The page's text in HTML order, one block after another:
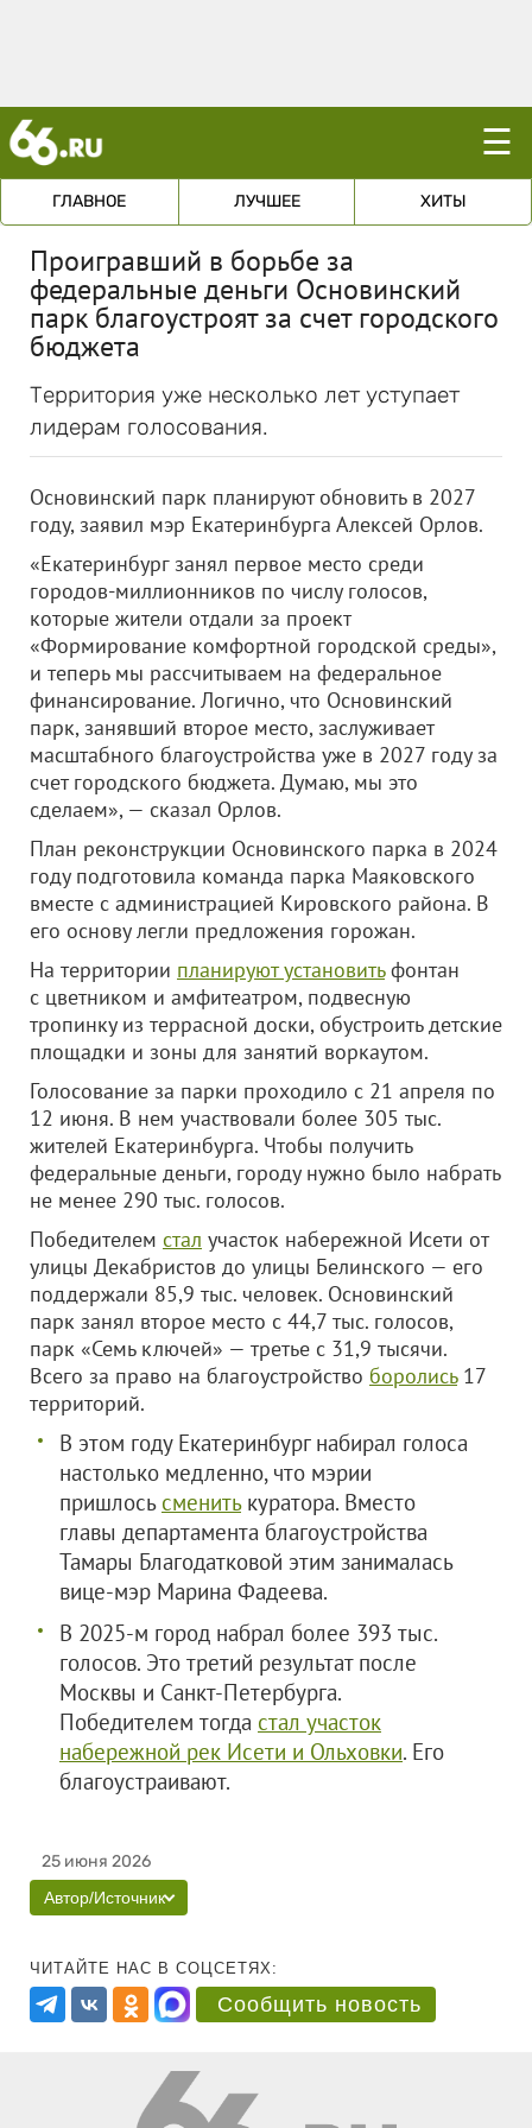
☰
ГЛАВНОЕ ЛУЧШЕЕ ХИТЫ
Проигравший в борьбе за
федеральные деньги Основинский
парк благоустроят за счет городского
бюджета
Территория уже несколько лет уступает
лидерам голосования.
Основинский парк планируют обновить в 2027
году, заявил мэр Екатеринбурга Алексей Орлов.
«Екатеринбург занял первое место среди
городов-миллионников по числу голосов,
которые жители отдали за проект
«Формирование комфортной городской среды»,
и теперь мы рассчитываем на федеральное
финансирование. Логично, что Основинский
парк, занявший второе место, заслуживает
масштабного благоустройства уже в 2027 году за
счет городского бюджета. Думаю, мы это
сделаем», — сказал Орлов.
План реконструкции Основинского парка в 2024
году подготовила команда парка Маяковского
вместе с администрацией Кировского района. В
его основу легли предложения горожан.
На территории планируют установитьфонтан
с цветником и амфитеатром, подвесную
тропинку из террасной доски, обустроить детские
площадки и зоны для занятий воркаутом.
Голосование за парки проходило с 21 апреля по
12 июня. В нем участвовали более 305 тыс.
жителей Екатеринбурга. Чтобы получить
федеральные деньги, городу нужно было набрать
не менее 290 тыс. голосов.
Победителем стал участок набережной Исети от
улицы Декабристов до улицы Белинского — его
поддержали 85,9 тыс. человек. Основинский
парк занял второе место с 44,7 тыс. голосов,
парк «Семь ключей» — третье с 31,9 тысячи.
Всего за право на благоустройство боролись17
территорий.
В этом году Екатеринбург набирал голоса
настолько медленно, что мэрии
пришлось сменитькуратора. Вместо
главы департамента благоустройства
Тамары Благодатковой этим занималась
вице-мэр Марина Фадеева.
В 2025-м город набрал более 393 тыс.
голосов. Это третий результат после
Москвы и Санкт-Петербурга.
Победителем тогда стал участок
набережной рек Исети и Ольховки. Его
благоустраивают.
25 июня 2026
Автор/Источник
ЧИТАЙТЕ НАС В СОЦСЕТЯХ:
Сообщить новость